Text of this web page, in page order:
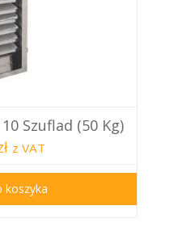
Szuflad (50 Kg)
z VAT
koszyka